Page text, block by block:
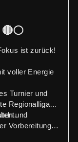
🔴⚪️
ist zurück!
voller Energie
Turnier und
Regionalliga-
und
Vorbereitung!